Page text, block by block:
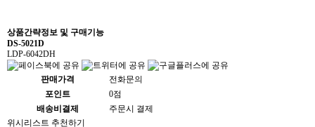
상품간략정보 및 구매기능
DS-5021D
LDP-6042DH
판매가격
전화문의
포인트
0점
배송비결제
주문시 결제
위시리스트 추천하기